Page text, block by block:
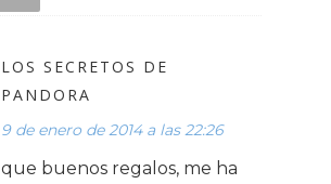
LOS SECRETOS DE
PANDORA
9 de enero de 2014 a las 22:26
que buenos regalos, me ha